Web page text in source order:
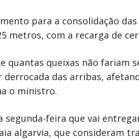
para a consolidação
metros, com a recarga de
quantas queixas não fariam
das arribas,
o ministro.
segunda-feira que vai
algarvia, que consideram